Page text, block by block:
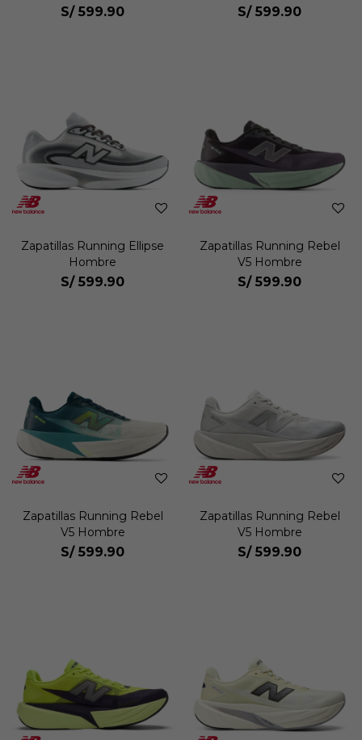
S/ 599.90 S/ 599.90
Zapatillas Running Ellipse
Hombre
S/ 599.90
Zapatillas Running Rebel
V5 Hombre
S/ 599.90
Zapatillas Running Rebel
V5 Hombre
S/ 599.90
Zapatillas Running Rebel
V5 Hombre
S/ 599.90